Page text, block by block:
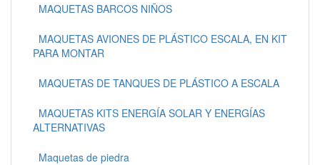
MAQUETAS BARCOS NIÑOS
MAQUETAS AVIONES DE PLÁSTICO ESCALA, EN KIT
PARA MONTAR
MAQUETAS DE TANQUES DE PLÁSTICO A ESCALA
MAQUETAS KITS ENERGÍA SOLAR Y ENERGÍAS
ALTERNATIVAS
Maquetas de piedra